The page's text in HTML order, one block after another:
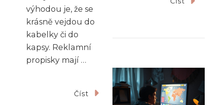
výhodou je, že se
krásně vejdou do
kabelky či do
kapsy. Reklamní
propisky mají …
Číst